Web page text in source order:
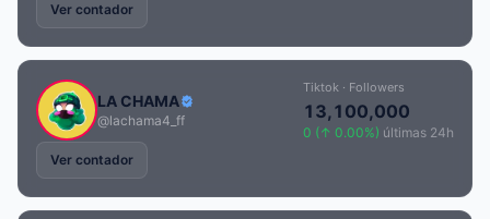
Ver contador
LA CHAMA
@lachama4_ff
Tiktok · Followers
13,100,000
0 (↑ 0.00%) últimas 24h
Ver contador